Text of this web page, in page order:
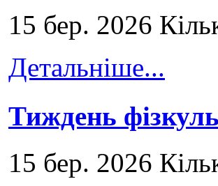
15 бер. 2026
Детальніше...
Тиждень
15 бер. 2026